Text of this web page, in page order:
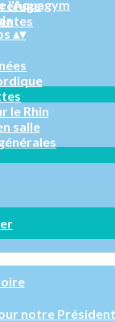
l'Aquagym
▴▾
le Rhin
salle
notre Président